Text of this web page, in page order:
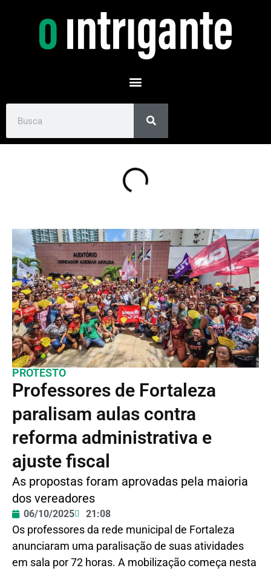
PROTESTO
Professores de Fortaleza
paralisam aulas contra
reforma administrativa e
ajuste fiscal
As propostas foram aprovadas pela maioria
dos vereadores
06/10/2025 21:08
Os professores da rede municipal de Fortaleza
anunciaram uma paralisação de suas atividades
em sala por 72 horas. A mobilização começa nesta